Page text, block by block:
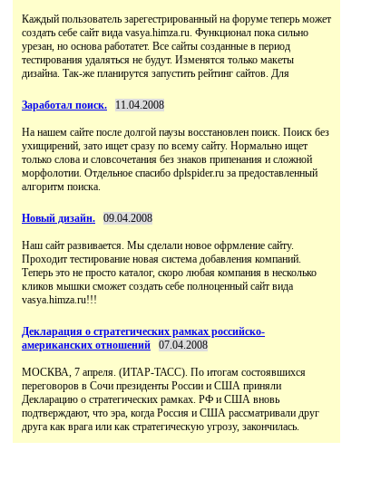
Каждый пользователь зарегестрированный на форуме теперь может
создать себе сайт вида vasya.himza.ru. Функционал пока сильно
урезан, но основа работатет. Все сайты созданные в период
тестирования удаляться не будут. Изменятся только макеты
дизайна. Так-же планирутся запустить рейтинг сайтов. Для
Заработал поиск. 11.04.2008
На нашем сайте после долгой паузы восстановлен поиск. Поиск без
ухищирений, зато ищет сразу по всему сайту. Нормально ищет
только слова и словсочетания без знаков припенания и сложной
морфолотии. Отдельное спасибо dplspider.ru за предоставленный
алгоритм поиска.
Новый дизайн. 09.04.2008
Наш сайт развивается. Мы сделали новое офрмление сайту.
Проходит тестирование новая система добавления компаний.
Теперь это не просто каталог, скоро любая компания в несколько
кликов мышки сможет создать себе полноценный сайт вида
vasya.himza.ru!!!
Декларация о стратегических рамках российско-
американских отношений
07.04.2008
МОСКВА, 7 апреля. (ИТАР-ТАСС). По итогам состоявшихся
переговоров в Сочи президенты России и США приняли
Декларацию о стратегических рамках. РФ и США вновь
подтверждают, что эра, когда Россия и США рассматривали друг
друга как врага или как стратегическую угрозу, закончилась.